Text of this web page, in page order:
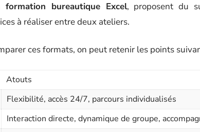
formation bureautique Excel, proposent du
à réaliser entre deux ateliers.
ces formats, on peut retenir les points
Atouts
Flexibilité, accès 24/7, parcours individualisés
Interaction directe, dynamique de groupe,